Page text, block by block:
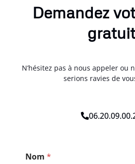
Demandez
gratuit
N’hésitez pas à nous appeler ou
serions ravies de
Nom *